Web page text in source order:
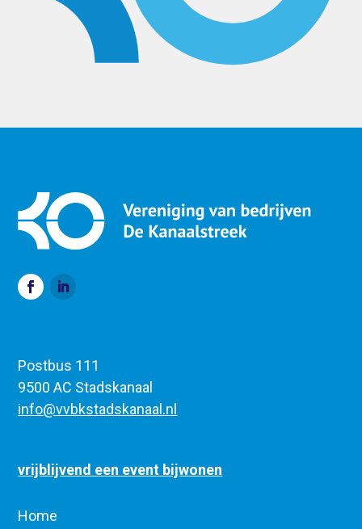
Postbus 111
9500 AC Stadskanaal
info@vvbkstadskanaal.nl
vrijblijvend een event bijwonen
Home